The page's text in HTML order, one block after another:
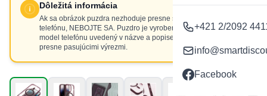
+421 2/2092
Facebook
Dôležitá informácia
Ak sa obrázok puzdra nezhoduje presne s výrezmi vášho
telefónu, NEBOJTE SA. Puzdro je vyrobené presne pre
model telefónu uvedený v názve a popise produktu, s
presne pasujúcimi výrezmi.